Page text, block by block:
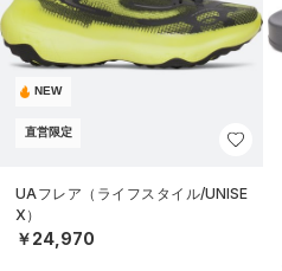
NEW
直営限定
UAフレア（ライフスタイル/UNISE
X）
￥24,970